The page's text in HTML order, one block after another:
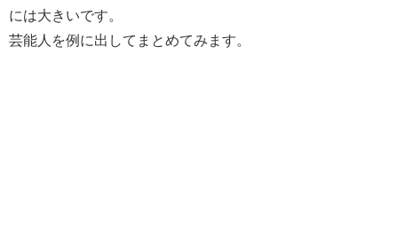
には大きいです。
芸能人を例に出してまとめてみます。